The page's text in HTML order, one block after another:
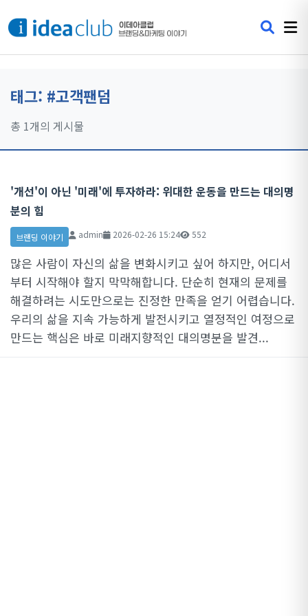
태그: #고객팬덤
총 1개의 게시물
'개선'이 아닌 '미래'에 투자하라: 위대한 운동을 만드는 대의명
분의 힘
브랜딩 이야기 admin 2026-02-26 15:24 552
많은 사람이 자신의 삶을 변화시키고 싶어 하지만, 어디서
부터 시작해야 할지 막막해합니다. 단순히 현재의 문제를
해결하려는 시도만으로는 진정한 만족을 얻기 어렵습니다.
우리의 삶을 지속 가능하게 발전시키고 열정적인 여정으로
만드는 핵심은 바로 미래지향적인 대의명분을 발견...